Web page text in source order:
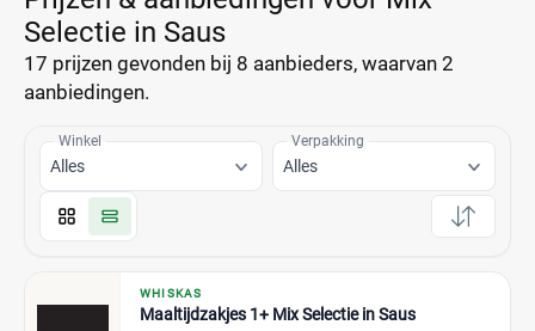
Selectie in Saus
17 prijzen gevonden bij 8 aanbieders, waarvan 2
aanbiedingen.
Winkel
Alles
Verpakking
Alles
WHISKAS
Maaltijdzakjes 1+ Mix Selectie in Saus